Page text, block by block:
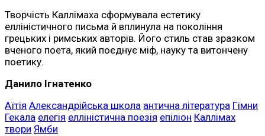
Творчість Каллімаха сформувала естетику
елліністичного письма й вплинула на покоління
грецьких і римських авторів. Його стиль став зразком
вченого поета, який поєднує міф, науку та витончену
поетику.
Данило Ігнатенко
Аїтія Александрійська школа антична література Гімни
Гекала елегія елліністична поезія епіліон Каллімах
твори Ямби